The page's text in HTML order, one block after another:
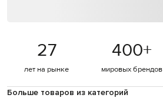
27
лет на рынке
400+
мировых брендов
Больше товаров из категорий